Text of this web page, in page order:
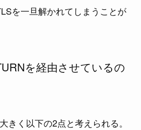
を一旦解かれてしまうことが
を経由させているの
きく以下の2点と考えられる。